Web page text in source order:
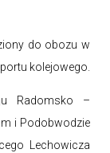
do obozu w
kolejowego.
Radomsko –
i Podobwodzie
Lechowicza